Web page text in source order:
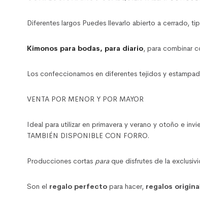
Diferentes largos Puedes llevarlo abierto a cerrado,
Kimonos para bodas, para diario, para combinar
Los confeccionamos en diferentes tejidos y
VENTA POR MENOR Y POR MAYOR
Ideal para utilizar en primavera y verano y otoño e
TAMBIÉN DISPONIBLE CON FORRO.
Producciones cortas paraque disfrutes de la
Son el regalo perfectopara hacer, regalos